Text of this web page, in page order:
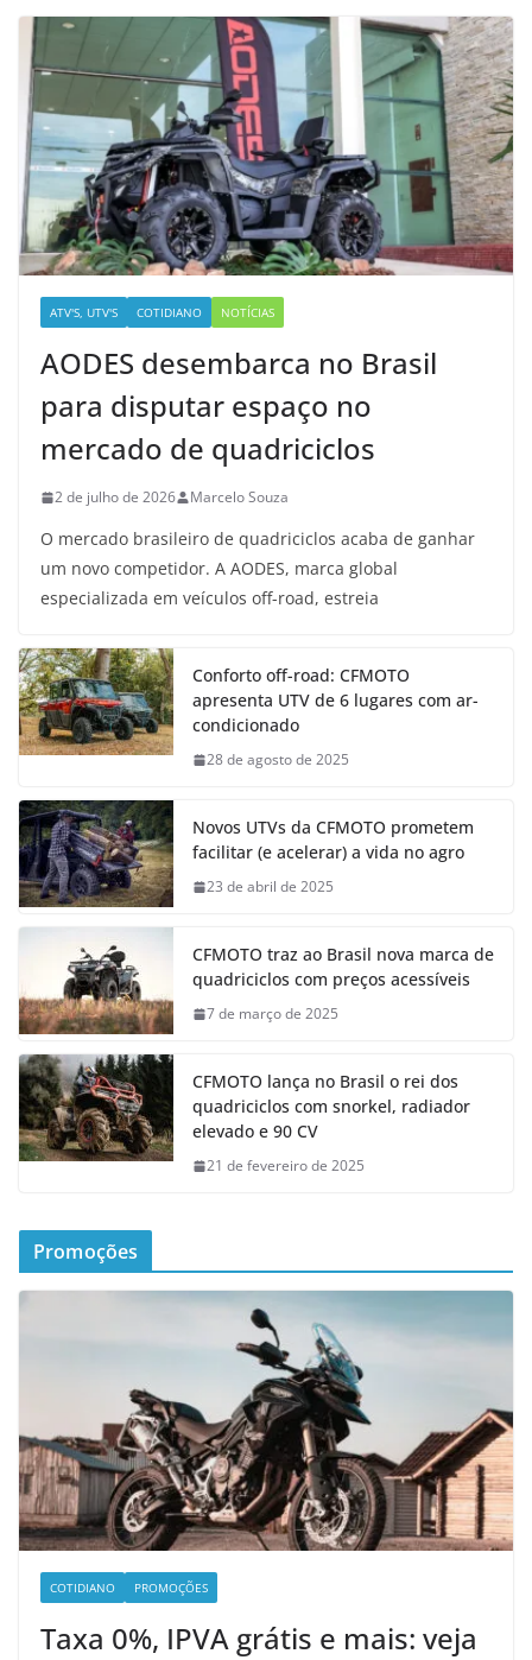
ATV'S, UTV'S COTIDIANO NOTÍCIAS
AODES desembarca no Brasil
para disputar espaço no
mercado de quadriciclos
2 de julho de 2026 Marcelo Souza
O mercado brasileiro de quadriciclos acaba de ganhar
um novo competidor. A AODES, marca global
especializada em veículos off-road, estreia
Conforto off-road: CFMOTO
apresenta UTV de 6 lugares com ar-
condicionado
28 de agosto de 2025
Novos UTVs da CFMOTO prometem
facilitar (e acelerar) a vida no agro
23 de abril de 2025
CFMOTO traz ao Brasil nova marca de
quadriciclos com preços acessíveis
7 de março de 2025
CFMOTO lança no Brasil o rei dos
quadriciclos com snorkel, radiador
elevado e 90 CV
21 de fevereiro de 2025
Promoções
COTIDIANO PROMOÇÕES
Taxa 0%, IPVA grátis e mais: veja